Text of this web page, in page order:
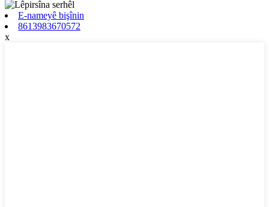
E-nameyê bişînin
8613983670572
x